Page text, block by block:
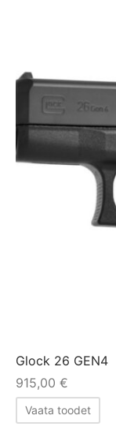
Glock 26 GEN4
915,00 €
Vaata toodet